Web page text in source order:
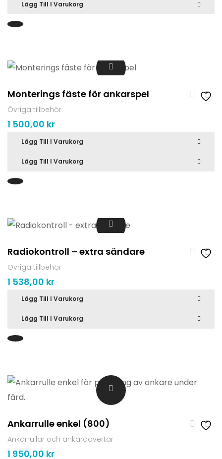
Lägg Till I Varukorg
Monterings fäste för ankarspel
Övriga tillbehör
1 500,00 kr
Lägg Till I Varukorg
Lägg Till I Varukorg
Radiokontroll – extra sändare
Övriga tillbehör
1 538,00 kr
Lägg Till I Varukorg
Lägg Till I Varukorg
Ankarrulle enkel (800)
Ankarrullar och ankardävertar
1 950,00 kr